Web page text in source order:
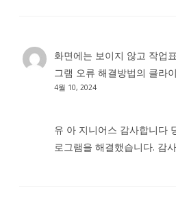
화면에는 보이지 않고 작업
그램 오류 해결방법의 클라
4월 10, 2024
유 아 지니어스 감사합니다
로그램을 해결했습니다. 감